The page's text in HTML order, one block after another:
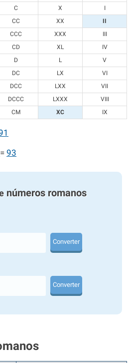
C X
I
CC XX
II
CCC XXX
III
CD XL
IV
D L
V
DC LX
VI
DCC LXX
VII
DCCC LXXX
VIII
CM XC IX
= 93
números romanos
Converter
Converter